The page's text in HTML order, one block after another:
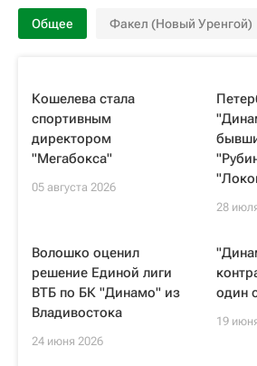
Общее Факел (Новый Уренгой)
Кошелева стала
спортивным
директором
"Мегабокса"
05 августа 2026
28
Волошко оценил
решение Единой лиги
ВТБ по БК "Динамо" из
Владивостока
24 июня 2026
один
19